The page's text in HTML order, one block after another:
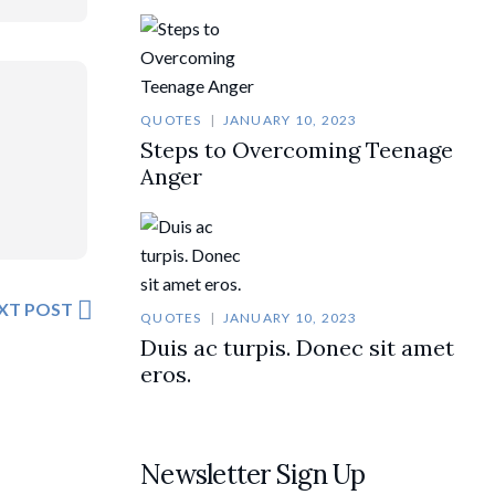
POST
QUOTES JANUARY 10, 2023
Steps to Overcoming Teenage
Anger
QUOTES JANUARY 10, 2023
Duis ac turpis. Donec sit amet
eros.
Newsletter Sign Up